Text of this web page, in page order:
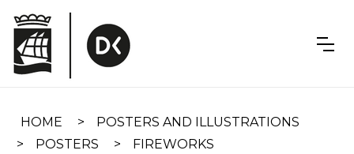
navigation
HOME
POSTERS AND ILLUSTRATIONS
POSTERS
FIREWORKS